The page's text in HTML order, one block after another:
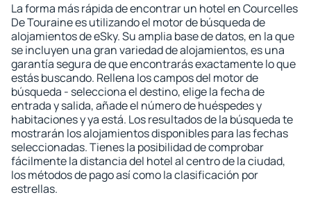
La forma más rápida de encontrar un hotel en Courcelles
De Touraine es utilizando el motor de búsqueda de
alojamientos de eSky. Su amplia base de datos, en la que
se incluyen una gran variedad de alojamientos, es una
garantía segura de que encontrarás exactamente lo que
estás buscando. Rellena los campos del motor de
búsqueda - selecciona el destino, elige la fecha de
entrada y salida, añade el número de huéspedes y
habitaciones y ya está. Los resultados de la búsqueda te
mostrarán los alojamientos disponibles para las fechas
seleccionadas. Tienes la posibilidad de comprobar
fácilmente la distancia del hotel al centro de la ciudad,
los métodos de pago así como la clasificación por
estrellas.